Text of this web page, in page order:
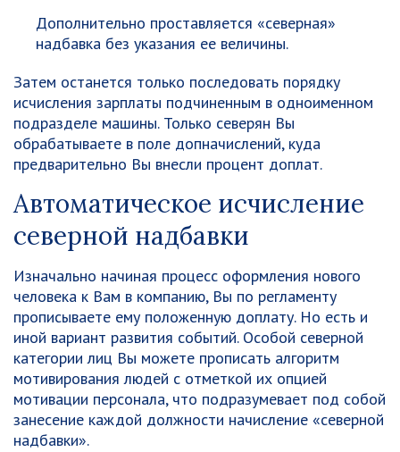
Дополнительно проставляется «северная»
надбавка без указания ее величины.
Затем останется только последовать порядку
исчисления зарплаты подчиненным в одноименном
подразделе машины. Только северян Вы
обрабатываете в поле допначислений, куда
предварительно Вы внесли процент доплат.
Автоматическое исчисление
северной надбавки
Изначально начиная процесс оформления нового
человека к Вам в компанию, Вы по регламенту
прописываете ему положенную доплату. Но есть и
иной вариант развития событий. Особой северной
категории лиц Вы можете прописать алгоритм
мотивирования людей с отметкой их опцией
мотивации персонала, что подразумевает под собой
занесение каждой должности начисление «северной
надбавки».